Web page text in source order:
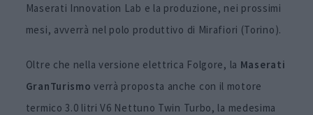
Maserati Innovation Lab e la produzione, nei prossimi
mesi, avverrà nel polo produttivo di Mirafiori (Torino).
Oltre che nella versione elettrica Folgore, la Maserati
GranTurismo verrà proposta anche con il motore
termico 3.0 litri V6 Nettuno Twin Turbo, la medesima